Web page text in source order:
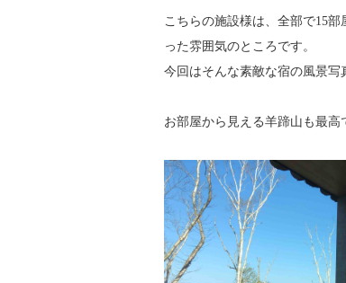
こちらの施設様は、全部で15
った雰囲気のところです。
今回はそんな素敵な宿の風景写
お部屋から見える羊蹄山も最高